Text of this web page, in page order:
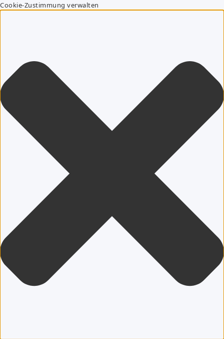
Cookie-Zustimmung verwalten